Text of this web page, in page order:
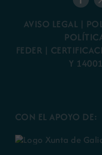
AVISO LEGAL |
FEDER |
Y 14001
CON EL APOYO DE: